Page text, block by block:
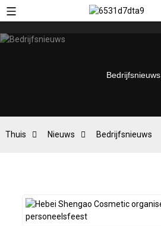
Bedrijfsnieuws
Thuis Nieuws Bedrijfsnieuws